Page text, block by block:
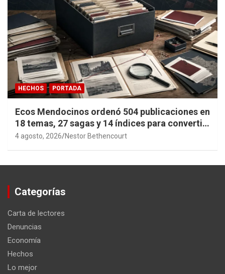
HECHOS PORTADA
Ecos Mendocinos ordenó 504 publicaciones en
18 temas, 27 sagas y 14 índices para convertir
años de investigación en memoria pública
4 agosto, 2026 Nestor Bethencourt
Categorías
Carta de lectores
Denuncias
Economía
Hechos
Lo mejor